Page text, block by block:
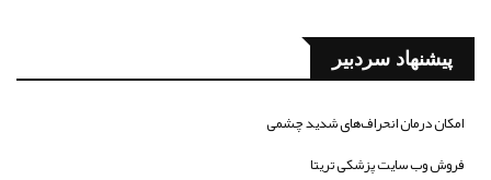
پیشنهاد سردبیر
امکان درمان انحراف‌های شدید چشمی
فروش وب سایت پزشکی تریتا